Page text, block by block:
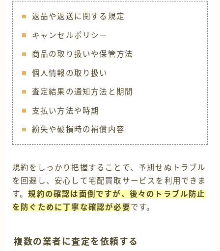
返品や返送に関する規定
キャンセルポリシー
商品の取り扱いや保管方法
個人情報の取り扱い
査定結果の通知方法と期間
支払い方法や時期
紛失や破損時の補償内容
規約をしっかり把握することで、予期せぬトラブル
を回避し、安心して宅配買取サービスを利用できま
す。規約の確認は面倒ですが、後々のトラブル防止
を防ぐために丁寧な確認が必要です。
複数の業者に査定を依頼する